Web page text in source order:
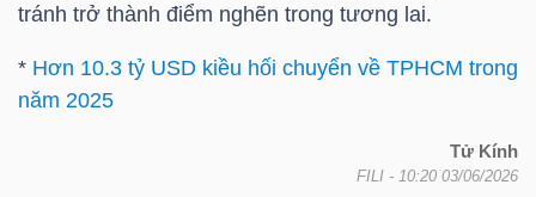
tránh trở thành điểm nghẽn trong tương lai.
* Hơn 10.3 tỷ USD kiều hối chuyển về TPHCM trong
năm 2025
Tử Kính
FILI - 10:20 03/06/2026